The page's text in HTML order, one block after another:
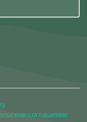
соглашение